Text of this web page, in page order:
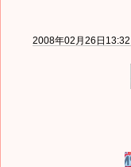
2008年02月26日13:32